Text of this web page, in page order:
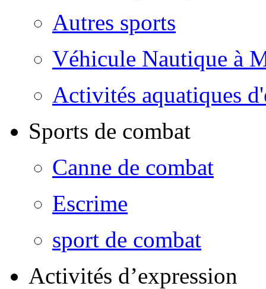
Autres sports
Véhicule Nautique à
Activités aquatiques
Sports de combat
Canne de combat
Escrime
sport de combat
Activités d’expression